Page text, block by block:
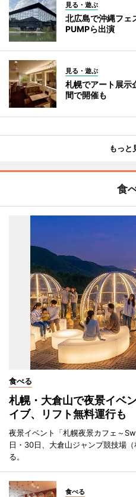
見る・遊ぶ
北広島で沖縄フ
PUMPら出演
見る・遊ぶ
札幌でアート展
間で開催も
もっと
食
食べる
札幌・大倉山で夜景イベ
イブ、リフト無料運行も
夜景イベント「札幌夜景カフェ～
日・30日、大倉山ジャンプ競技場
る。
食べる